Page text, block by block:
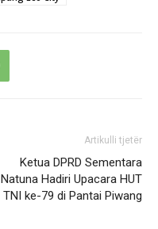
Artikulli tjetër
Ketua DPRD Sementara
Natuna Hadiri Upacara HUT
TNI ke-79 di Pantai Piwang